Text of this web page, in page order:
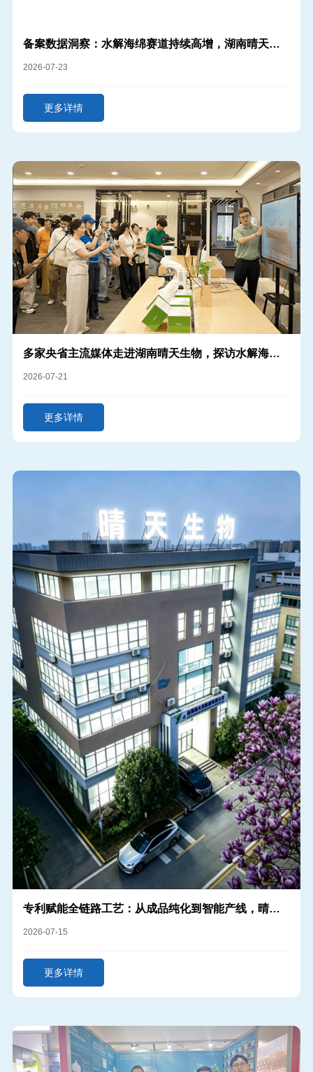
备案数据洞察：水解海绵赛道持续高增，湖南晴天生
物领航高纯
2026-07-23
更多详情
多家央省主流媒体走进湖南晴天生物，探访水解海绵
隐形冠军硬核实力
2026-07-21
更多详情
专利赋能全链路工艺：从成品纯化到智能产线，晴天
生物突围水解海绵行业内卷
2026-07-15
更多详情